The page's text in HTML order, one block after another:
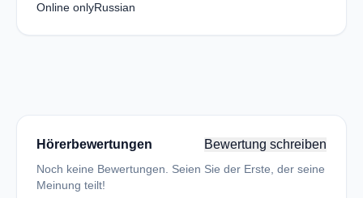
Online onlyRussian
Hörerbewertungen Bewertung schreiben
Noch keine Bewertungen. Seien Sie der Erste, der seine
Meinung teilt!